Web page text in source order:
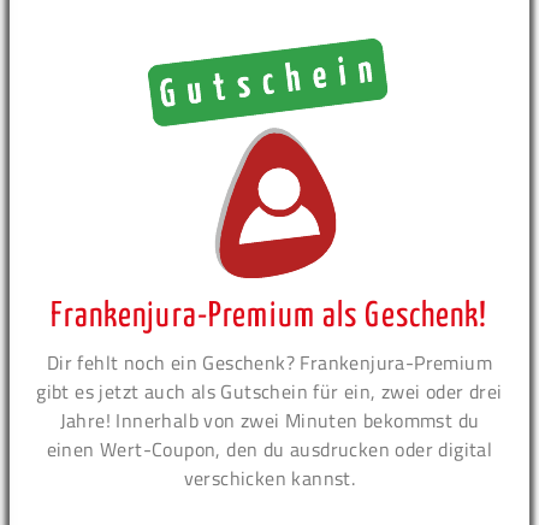
Frankenjura-Premium als Geschenk!
Dir fehlt noch ein Geschenk? Frankenjura-Premium
gibt es jetzt auch als Gutschein für ein, zwei oder drei
Jahre! Innerhalb von zwei Minuten bekommst du
einen Wert-Coupon, den du ausdrucken oder digital
verschicken kannst.